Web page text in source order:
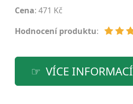
Cena: 471 Kč
Hodnocení produktu:
VÍCE INFORMACÍ